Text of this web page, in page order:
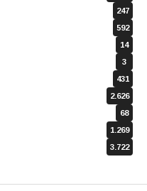
247
592
14
3
431
2.626
68
1.269
3.722